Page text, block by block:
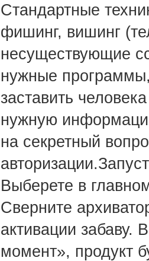
Стандартные
фишинг, вишинг
несуществующие
нужные
заставить
нужную
на секретный
Выберете в
Сверните
активации забаву.
момент», продукт